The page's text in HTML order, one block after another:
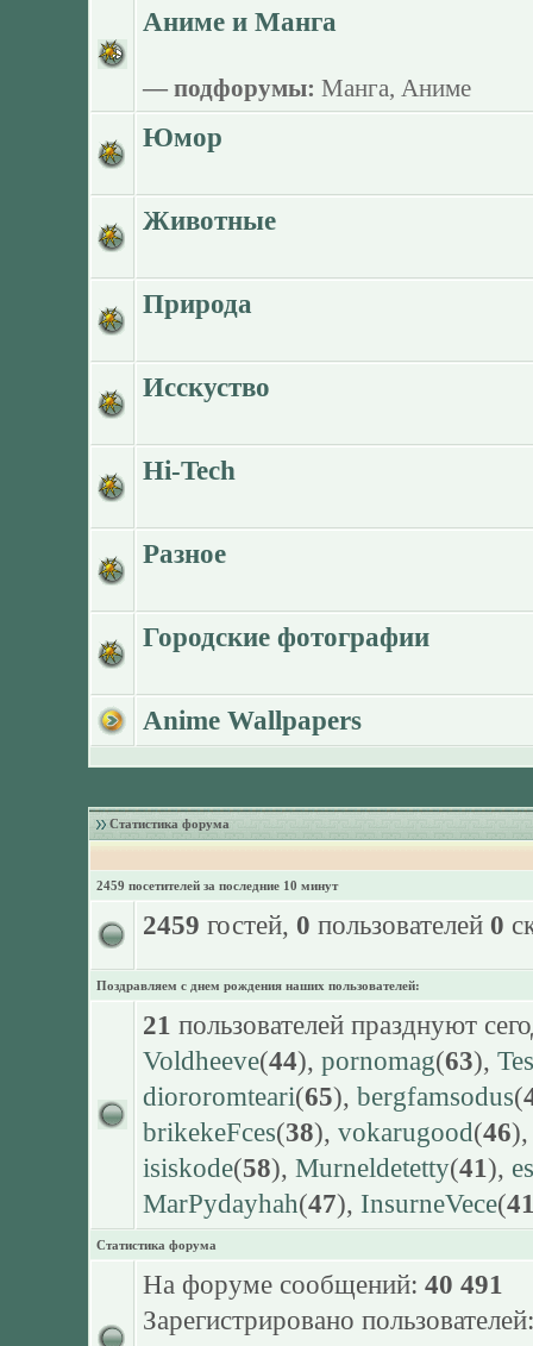
Аниме и Манга
— подфорумы: Манга, Аниме
Юмор
Животные
Природа
Исскуство
Hi-Tech
Разное
Городские фотографии
Anime Wallpapers
Статистика форума
2459 посетителей за последние 10 минут
2459 гостей, 0 пользователей 0
Поздравляем с днем рождения наших пользователей:
21 пользователей празднуют
Voldheeve(44), pornomag(63),
diororomteari(65), bergfamsodus(
brikekeFces(38), vokarugood(46
isiskode(58), Murneldetetty(41),
MarPydayhah(47), InsurneVece(
Статистика форума
На форуме сообщений: 40 491
Зарегистрировано